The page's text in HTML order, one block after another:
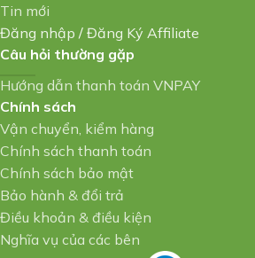
Tin mới
Đăng nhập / Đăng Ký Affiliate
Câu hỏi thường gặp
Hướng dẫn thanh toán VNPAY
Chính sách
Vận chuyển, kiểm hàng
Chính sách thanh toán
Chính sách bảo mật
Bảo hành & đổi trả
Điều khoản & điều kiện
Nghĩa vụ của các bên